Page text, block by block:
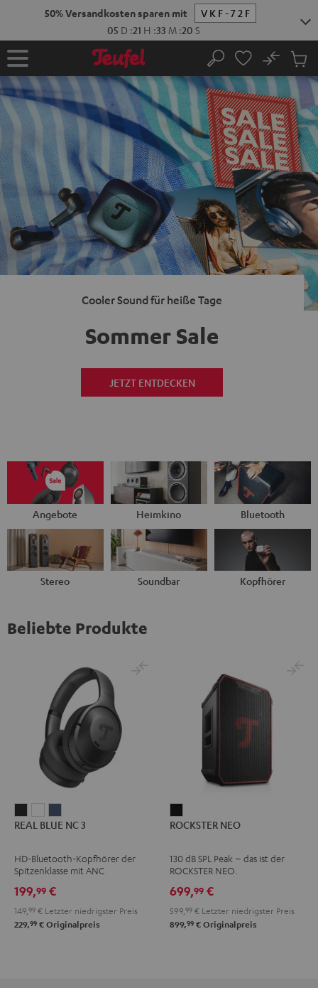
Startseite Suche
No
im
Cooler Sound für heiße Tage
Sommer Sale
JETZT ENTDECKEN
Angebote Heimkino Bluetooth
Stereo Soundbar Kopfhörer
Beliebte Produkte
BLUE
3
Black
BLUE
3
White
BLUE
3
REAL BLUE NC 3
HD-Bluetooth-Kopfhörer der
Spitzenklasse mit ANC
199,99 €
149,99 € Letzter niedrigster Preis
229,99 € Originalpreis
NEO
ROCKSTER NEO
130 dB SPL Peak – das ist der
ROCKSTER NEO.
699,99 €
599,99 € Letzter niedrigster Preis
899,99 € Originalpreis